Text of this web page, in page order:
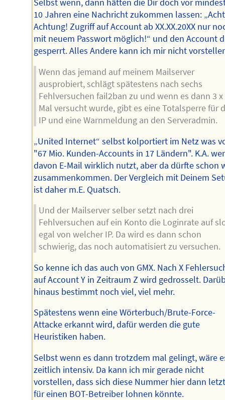
Selbst wenn, dann hätten die Dir doch vor
10 Jahren eine Nachricht zukommen lassen:
Achtung! Zugriff auf Account ab XX.XX.20XX nur
mit neuem Passwort möglich!“ und den Account
gesperrt. Alles Andere kann ich mir nicht
Wenn das jemand auf meinem Mailserver
ausprobiert, schlägt spätestens nach sechs
Fehlversuchen fail2ban zu und wenn es dann 3 x
Mal versucht wurde, gibt es eine Totalsperre für
IP und eine Warnmeldung an den Serveradmin.
„United Internet“ selbst kolportiert im Netz was
"67 Mio. Kunden-Accounts in 17 Ländern". K.A. wer
davon E-Mail wirklich nutzt, aber da dürfte schon
zusammenkommen. Der Vergleich mit Deinem
ist daher m.E. Quatsch.
Und der Mailserver selber setzt nach drei
Fehlversuchen auf ein Konto die Loginrate auf
egal von welcher IP. Da wird es dann schon
schwierig, das noch automatisiert zu versuchen.
So kenne ich das auch von GMX. Nach X
auf Account Y in Zeitraum Z wird gedrosselt.
hinaus bestimmt noch viel, viel mehr.
Spätestens wenn eine Wörterbuch/Brute-Force-
Attacke erkannt wird, dafür werden die gute
Heuristiken haben.
Selbst wenn es dann trotzdem mal gelingt, wäre
zeitlich intensiv. Da kann ich mir gerade nicht
vorstellen, dass sich diese Nummer hier dann
für einen BOT-Betreiber lohnen könnte.